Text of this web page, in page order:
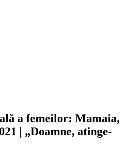
a femeilor: Mamaia,
| „Doamne, atinge-